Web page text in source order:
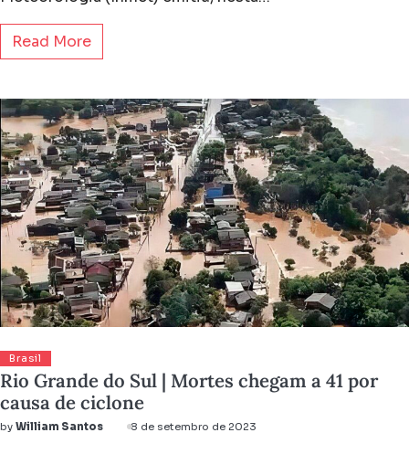
Read More
Brasil
Rio Grande do Sul | Mortes chegam a 41 por
causa de ciclone
by William Santos 8 de setembro de 2023